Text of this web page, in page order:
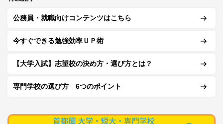
公務員・就職向けコンテンツはこちら
今すぐできる勉強効率ＵＰ術
【大学入試】志望校の決め方・選び方とは？
専門学校の選び方 6つのポイント